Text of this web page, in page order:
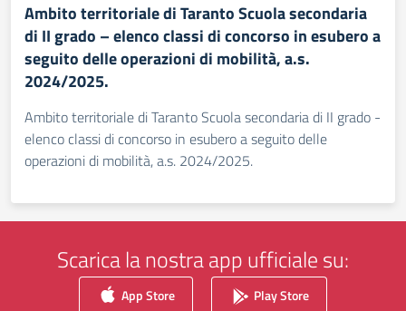
Ambito territoriale di Taranto Scuola secondaria
di II grado – elenco classi di concorso in esubero a
seguito delle operazioni di mobilità, a.s.
2024/2025.
Ambito territoriale di Taranto Scuola secondaria di II grado -
elenco classi di concorso in esubero a seguito delle
operazioni di mobilità, a.s. 2024/2025.
Scarica la nostra app ufficiale su:
App Store Play Store